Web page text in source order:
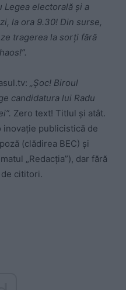
Legea electorală și a
la ora 9.30! Din surse,
tragerea la sorți fără
„Șoc! Biroul
candidatura lui Radu
Zero text! Titlul și atât.
inovație publicistică de
(clădirea BEC) și
„Redacția”), dar fără
cititori.